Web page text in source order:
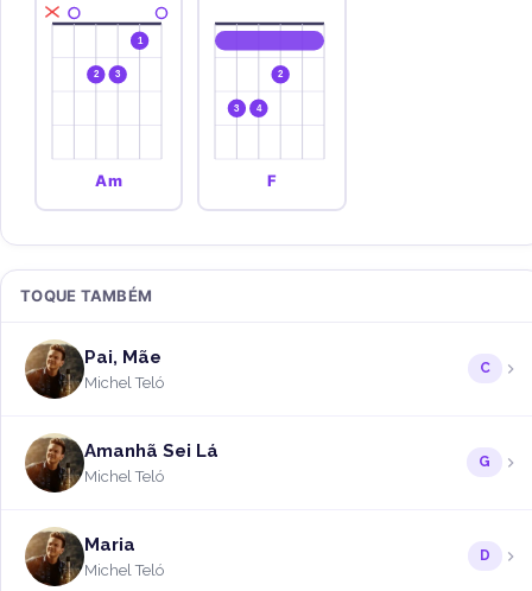
2 3
1
Am
3 4
2
F
TOQUE TAMBÉM
Pai, Mãe
Michel Teló
C
Amanhã Sei Lá
Michel Teló
G
Maria
Michel Teló
D